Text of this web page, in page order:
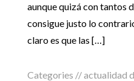
aunque quizá con tantos
consigue justo lo
claro es que las […]
Categories //actualidad